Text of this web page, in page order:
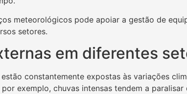
meteorológicos pode apoiar a gestão de
setores.
em diferentes
constantemente expostas às variações
exemplo, chuvas intensas tendem a